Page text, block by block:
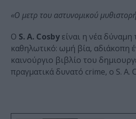
«Ο μετρ του αστυνομικού
Ο S. A. Cosby είναι η νέα
καθηλωτικό: ωμή βία, αδιάκοπη
καινούργιο βιβλίο του
πραγματικά δυνατό crime, ο S. A.